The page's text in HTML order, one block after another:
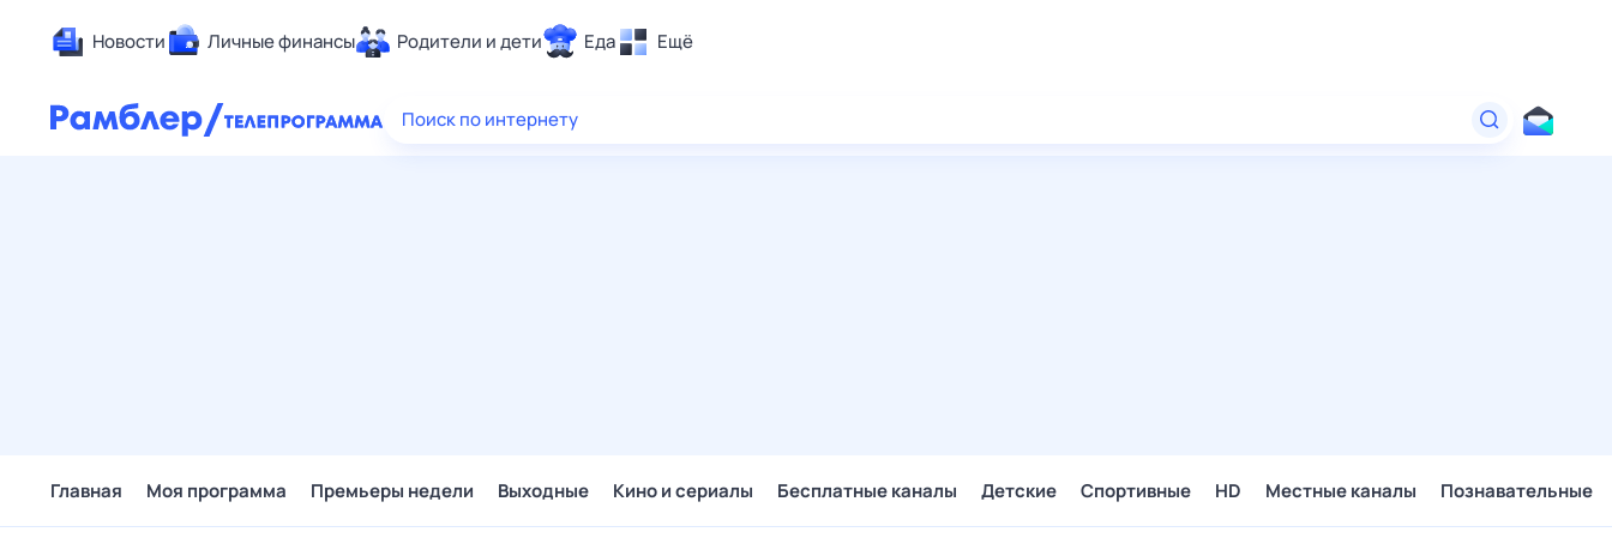
Новости Личные финансы Родители и дети Еда Ещё
Здоровье
Поиск по интернету
Главная Моя программа Премьеры недели Выходные Кино и сериалы Бесплатные каналы Детские Спортивные HD Местные каналы Познавательные